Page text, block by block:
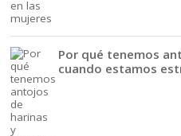
Por qué tenemos
cuando estamos